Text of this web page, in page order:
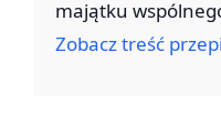
majątku
Zobacz treść